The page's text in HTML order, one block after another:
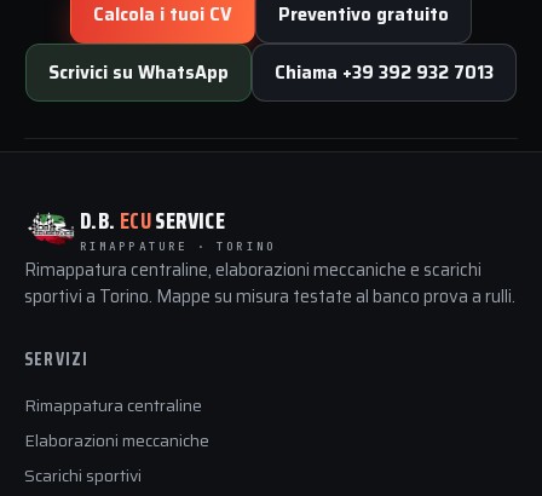
Calcola i tuoi CV Preventivo gratuito
Scrivici su WhatsApp Chiama +39 392 932 7013
D.B. ECUSERVICE
RIMAPPATURE · TORINO
Rimappatura centraline, elaborazioni meccaniche e scarichi
sportivi a Torino. Mappe su misura testate al banco prova a rulli.
SERVIZI
Rimappatura centraline
Elaborazioni meccaniche
Scarichi sportivi